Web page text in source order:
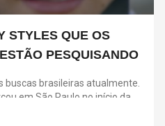
STYLES QUE OS
PESQUISANDO
buscas brasileiras atualmente.
em São Paulo no início da
de quatro shows na